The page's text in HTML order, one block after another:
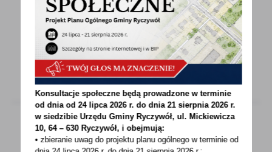
W piątek, 2 października, odbyło się ważne
z zawodowego punku widzenia spotkanie,
mianowicie przejście...
09 - 10 - 2020
Konsultacje społeczne będą prowadzone w terminie
od dnia od 24 lipca 2026 r. do dnia 21 sierpnia 2026 r.
w siedzibie Urzędu Gminy Ryczywół, ul. Mickiewicza
10, 64 – 630 Ryczywół, i obejmują:
• zbieranie uwag do projektu planu ogólnego w terminie od